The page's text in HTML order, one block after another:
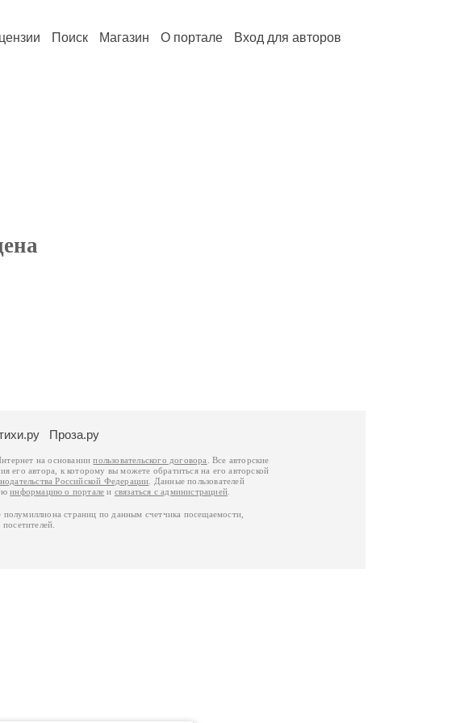
Поиск Магазин О портале Вход для авторов
Проза.ру
на основаниипользовательского договора
. Все авторские
его автора, к которому вы можете обратиться на его авторской
Российской Федерации . Данные пользователей
информацию о портале и связаться с администрацией
страниц по данным счетчика посещаемости,